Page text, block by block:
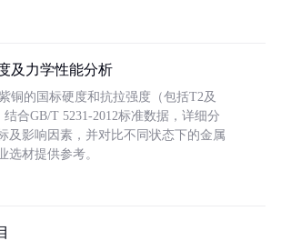
及力学性能分析
铜的国标硬度和抗拉强度（包括T2及
合GB/T 5231-2012标准数据，详细分
及影响因素，并对比不同状态下的金属
选材提供参考。